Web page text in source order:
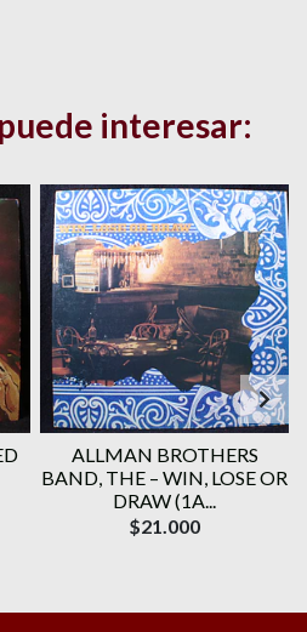
interesar:
ALLMAN BROTHERS
BAND, THE ‎– WIN, LOSE OR
DRAW (1A...
$21.000